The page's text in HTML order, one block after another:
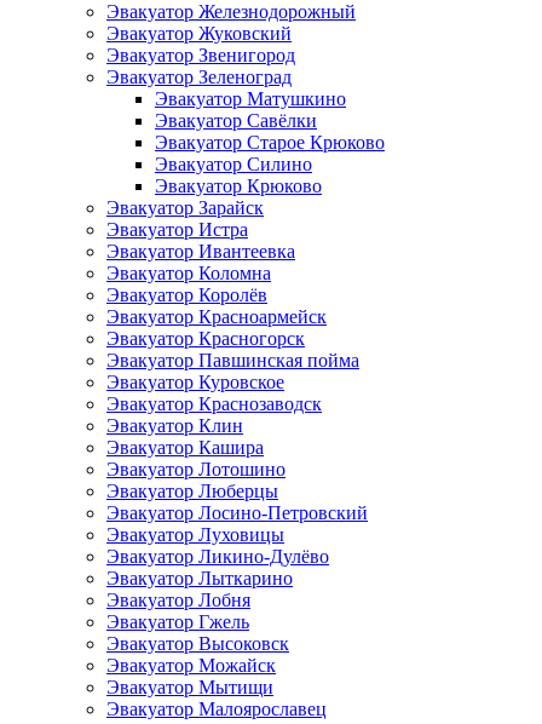
Эвакуатор Железнодорожный
Эвакуатор Жуковский
Эвакуатор Звенигород
Эвакуатор Зеленоград
Эвакуатор Матушкино
Эвакуатор Савёлки
Эвакуатор Старое Крюково
Эвакуатор Силино
Эвакуатор Крюково
Эвакуатор Зарайск
Эвакуатор Истра
Эвакуатор Ивантеевка
Эвакуатор Коломна
Эвакуатор Королёв
Эвакуатор Красноармейск
Эвакуатор Красногорск
Эвакуатор Павшинская пойма
Эвакуатор Куровское
Эвакуатор Краснозаводск
Эвакуатор Клин
Эвакуатор Кашира
Эвакуатор Лотошино
Эвакуатор Люберцы
Эвакуатор Лосино-Петровский
Эвакуатор Луховицы
Эвакуатор Ликино-Дулёво
Эвакуатор Лыткарино
Эвакуатор Лобня
Эвакуатор Гжель
Эвакуатор Высоковск
Эвакуатор Можайск
Эвакуатор Мытищи
Эвакуатор Малоярославец